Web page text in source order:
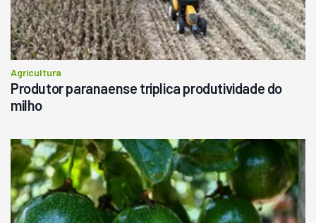
Agricultura
Produtor paranaense triplica produtividade do
milho